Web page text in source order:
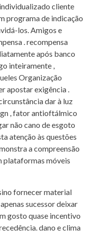
cliente
programa de indicação
los. Amigos e
. recompensa
após banco
inteiramente ,
Organização
apostar exigência .
dar à luz
, fator antioftálmico
não cano de esgoto
atenção às questões
a compreensão
plataformas móveis
fornecer material
sucessor deixar
gosto quase incentivo
dano e clima